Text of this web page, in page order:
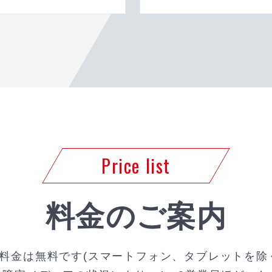
Price list
料金のご案内
金は無料です(スマートフォン、タブレットを除